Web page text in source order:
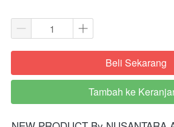
`Beli Sekarang
`
Tambah ke